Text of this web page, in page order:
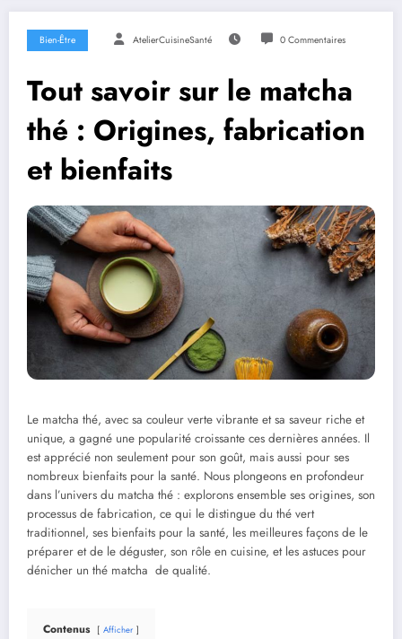
Bien-Être AtelierCuisineSanté 0 Commentaires
Tout savoir sur le matcha
thé : Origines, fabrication
et bienfaits
Le matcha thé, avec sa couleur verte vibrante et sa saveur riche et
unique, a gagné une popularité croissante ces dernières années. Il
est apprécié non seulement pour son goût, mais aussi pour ses
nombreux bienfaits pour la santé. Nous plongeons en profondeur
dans l’univers du matcha thé : explorons ensemble ses origines, son
processus de fabrication, ce qui le distingue du thé vert
traditionnel, ses bienfaits pour la santé, les meilleures façons de le
préparer et de le déguster, son rôle en cuisine, et les astuces pour
dénicher un thé matcha de qualité.
Contenus Afficher